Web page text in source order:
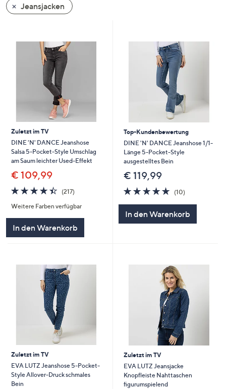
auf
nach
anzuzeigen.
Jeansjacken
Zuletzt im TV
DINE 'N' DANCE Jeanshose
Salsa 5-Pocket-Style Umschlag
am Saum leichter Used-Effekt
€ 109,99
4.4
von
5
(217)217
Weitere Farben verfügbar
In den Warenkorb
Top-Kundenbewertung
DINE 'N' DANCE Jeanshose 1/1-
Länge 5-Pocket-Style
ausgestelltes Bein
€ 119,99
5.0
von
(10)10
In den Warenkorb
Zuletzt im TV
EVA LUTZ Jeanshose 5-Pocket-
Style Allover-Druck schmales
Bein
Zuletzt im TV
EVA LUTZ Jeansjacke
Knopfleiste Nahttaschen
figurumspielend